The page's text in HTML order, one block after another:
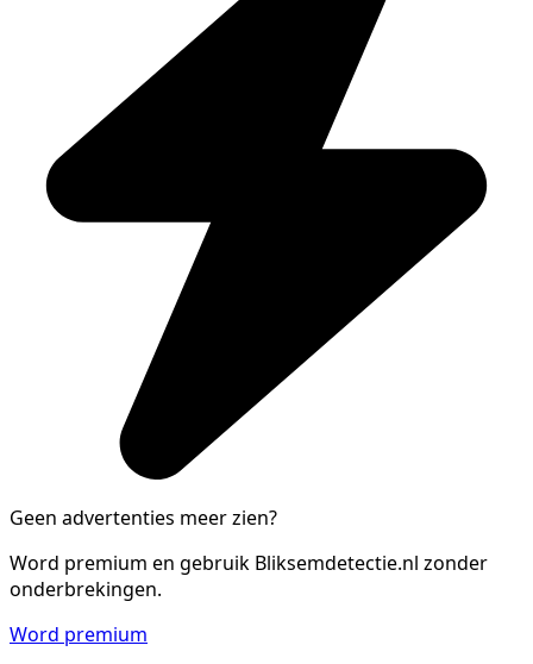
Geen advertenties meer zien?
Word premium en gebruik Bliksemdetectie.nl zonder
onderbrekingen.
Word premium